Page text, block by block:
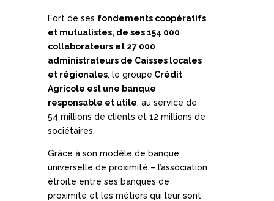
Fort de ses fondements coopératifs
et mutualistes, de ses 154 000
collaborateurs et 27 000
administrateurs de Caisses locales
et régionales, le groupe Crédit
Agricole est une banque
responsable et utile, au service de
54 millions de clients et 12 millions de
sociétaires.
Grâce à son modèle de banque
universelle de proximité – l’association
étroite entre ses banques de
proximité et les métiers qui leur sont